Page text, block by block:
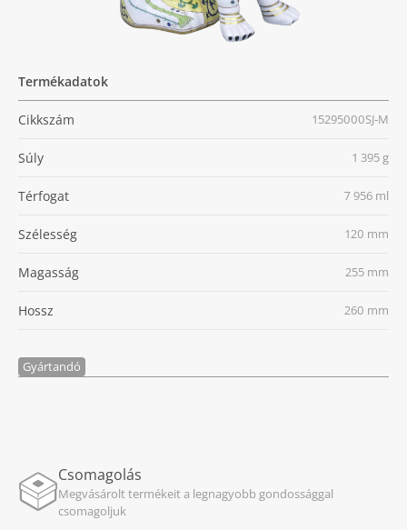
Termékadatok
Cikkszám 15295000SJ-M
Súly 1 395 g
Térfogat 7 956 ml
Szélesség 120 mm
Magasság 255 mm
Hossz 260 mm
Gyártandó
Csomagolás
Megvásárolt termékeit a legnagyobb gondossággal
csomagoljuk